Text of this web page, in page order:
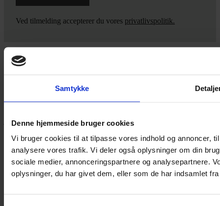
Samtykke
Denne hjemmeside bruger cookies
Vi bruger cookies til at tilpasse vores indhold og annoncer,
analysere vores trafik. Vi deler også oplysninger om din
sociale medier, annonceringspartnere og analysepartnere.
oplysninger, du har givet dem, eller som de har indsamlet
Ved tilmelding accepterer du vores privatlivspolitik.
Yarn Every Wear
Hvis du bøvler med noget eller ønsker ny inspiration, så skriv til
jeg dig på vej.
Vestergade 12 6270, Tønder
60 51 96 50
post@yarneverywear.dk
CVR 43041649
Facebook-f
Instagram